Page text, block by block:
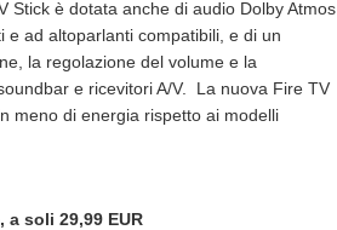
Stick è dotata anche di audio Dolby Atmos
ad altoparlanti compatibili, e di un
la regolazione del volume e la
e ricevitori A/V. La nuova Fire TV
meno di energia rispetto ai modelli
soli 29,99 EUR